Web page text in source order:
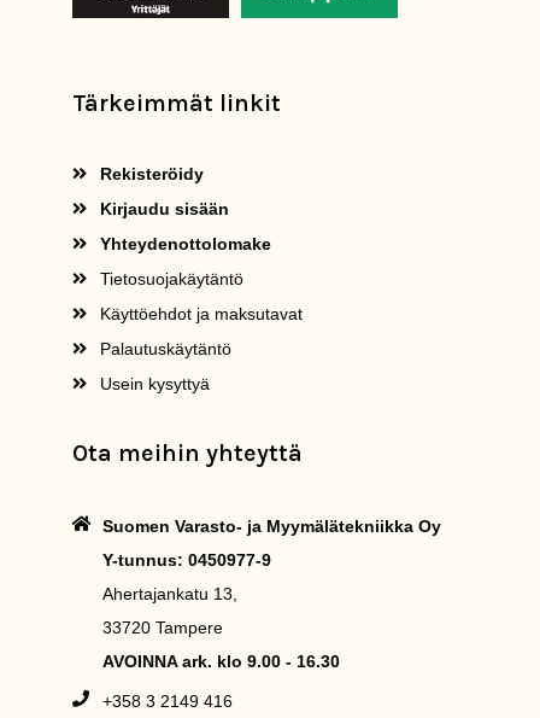
Tärkeimmät linkit
Rekisteröidy
Kirjaudu sisään
Yhteydenottolomake
Tietosuojakäytäntö
Käyttöehdot ja maksutavat
Palautuskäytäntö
Usein kysyttyä
Ota meihin yhteyttä
Suomen Varasto- ja Myymälätekniikka Oy
Y-tunnus: 0450977-9
Ahertajankatu 13,
33720 Tampere
AVOINNA ark. klo 9.00 - 16.30
+358 3 2149 416